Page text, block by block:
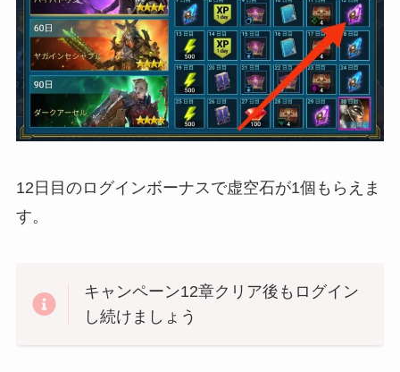
12日目のログインボーナスで虚空石が1個もらえま
す。
キャンペーン12章クリア後もログイン
し続けましょう